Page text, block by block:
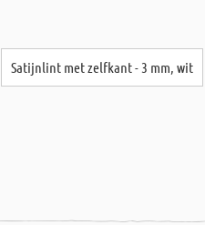
Satijnlint met zelfkant - 3 mm, wit